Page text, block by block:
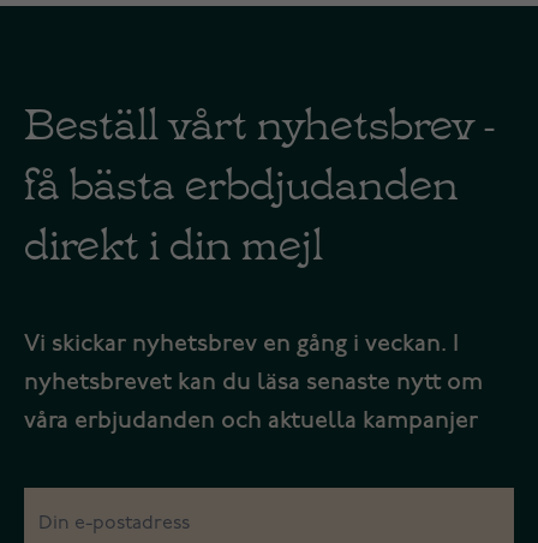
Beställ vårt nyhetsbrev -
få bästa erbdjudanden
direkt i din mejl
Vi skickar nyhetsbrev en gång i veckan. I
nyhetsbrevet kan du läsa senaste nytt om
våra erbjudanden och aktuella kampanjer